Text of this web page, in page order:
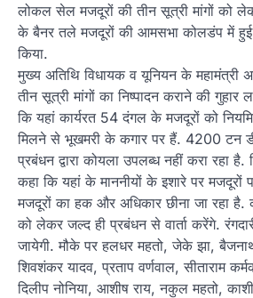
लोकल सेल मजदूरों की तीन सूत्री मांगों को
के बैनर तले मजदूरों की आमसभा कोलडंप में हुई.
किया.
मुख्य अतिथि विधायक व यूनियन के महामंत्री
तीन सूत्री मांगों का निष्पादन कराने की गुहार
कि यहां कार्यरत 54 दंगल के मजदूरों को
मिलने से भूखमरी के कगार पर हैं. 4200 टन
प्रबंधन द्वारा कोयला उपलब्ध नहीं करा रहा
कहा कि यहां के माननीयों के इशारे पर मजदूरों
मजदूरों का हक और अधिकार छीना जा रहा है.
को लेकर जल्द ही प्रबंधन से वार्ता करेंगे.
जायेगी. मौके पर हलधर महतो, जेके झा,
शिवशंकर यादव, प्रताप वर्णवाल, सीताराम
दिलीप नोनिया, आशीष राय, नकुल महतो,